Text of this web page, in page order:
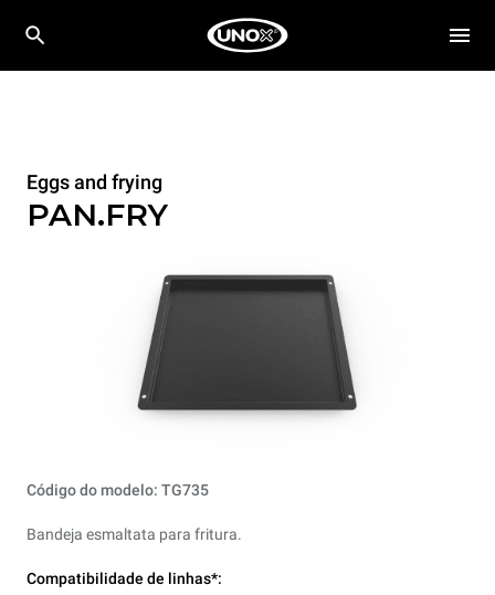
Eggs and frying
PAN.FRY
Código do modelo: TG735
Bandeja esmaltata para fritura.
Compatibilidade de linhas*: